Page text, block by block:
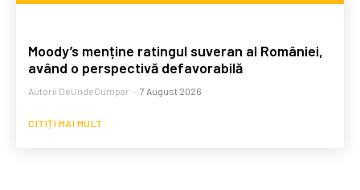
Moody’s menține ratingul suveran al României,
având o perspectivă defavorabilă
Autorii DeUndeCumpar - 7 August 2026
CITIȚI MAI MULT